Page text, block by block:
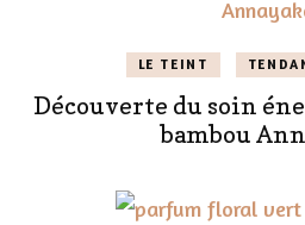
LE TEINT
Découverte du soin
bambou